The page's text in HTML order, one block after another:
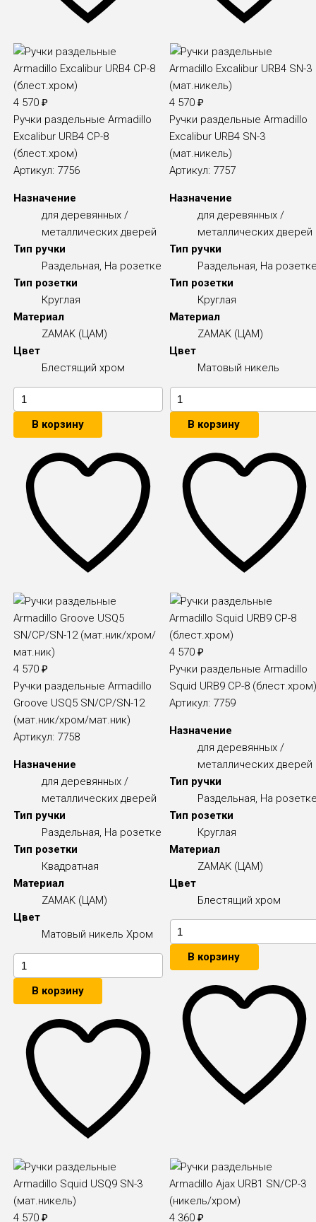
4 570₽
Ручки раздельные Armadillo
Excalibur URB4 CP-8
(блест.хром)
Артикул: 7756
Назначение
для деревянных /
металлических дверей
Тип ручки
Раздельная, На розетке
Тип розетки
Круглая
Материал
ZAMAK (ЦАМ)
Цвет
Блестящий хром
В корзину
4 570₽
Ручки раздельные Armadillo
Excalibur URB4 SN-3
(мат.никель)
Артикул: 7757
Назначение
для деревянных /
металлических дверей
Тип ручки
Раздельная, На
Тип розетки
Круглая
Материал
ZAMAK (ЦАМ)
Цвет
Матовый никель
В корзину
4 570₽
Ручки раздельные Armadillo
Groove USQ5 SN/CP/SN-12
(мат.ник/хром/мат.ник)
Артикул: 7758
Назначение
для деревянных /
металлических дверей
Тип ручки
Раздельная, На розетке
Тип розетки
Квадратная
Материал
ZAMAK (ЦАМ)
Цвет
Матовый никель Хром
В корзину
4 570₽
Ручки раздельные Armadillo
Squid URB9 CP-8
Артикул: 7759
Назначение
для деревянных /
металлических дверей
Тип ручки
Раздельная, На
Тип розетки
Круглая
Материал
ZAMAK (ЦАМ)
Цвет
Блестящий хром
В корзину
4 570₽ 4 360₽